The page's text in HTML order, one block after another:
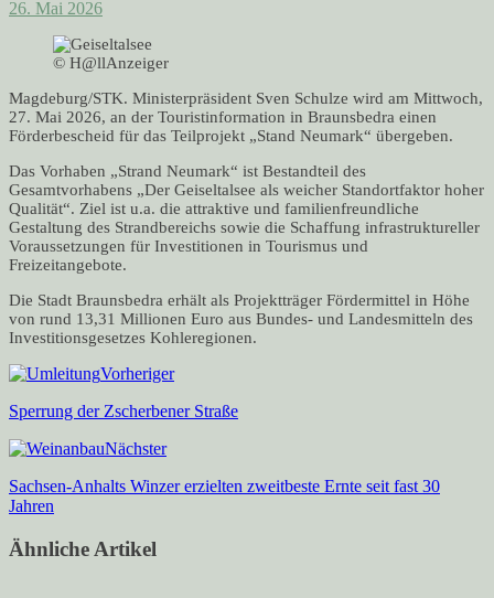
26. Mai 2026
© H@llAnzeiger
Magdeburg/STK. Ministerpräsident Sven Schulze wird am Mittwoch,
27. Mai 2026, an der Touristinformation in Braunsbedra einen
Förderbescheid für das Teilprojekt „Stand Neumark“ übergeben.
Das Vorhaben „Strand Neumark“ ist Bestandteil des
Gesamtvorhabens „Der Geiseltalsee als weicher Standortfaktor hoher
Qualität“. Ziel ist u.a. die attraktive und familienfreundliche
Gestaltung des Strandbereichs sowie die Schaffung infrastruktureller
Voraussetzungen für Investitionen in Tourismus und
Freizeitangebote.
Die Stadt Braunsbedra erhält als Projektträger Fördermittel in Höhe
von rund 13,31 Millionen Euro aus Bundes- und Landesmitteln des
Investitionsgesetzes Kohleregionen.
Vorheriger
Sperrung der Zscherbener Straße
Nächster
Sachsen‑Anhalts Winzer erzielten zweitbeste Ernte seit fast 30
Jahren
Ähnliche Artikel